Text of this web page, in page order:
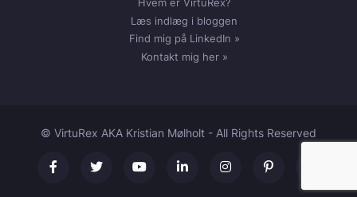
Læs indlæg i bloggen
Find mig på LinkedIn »
Kontakt mig her »
© VirtuRex AKA Kristian Mølholt - All Rights Reserved